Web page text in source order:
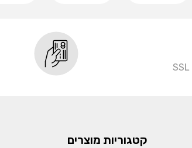
קטגוריות מוצרים